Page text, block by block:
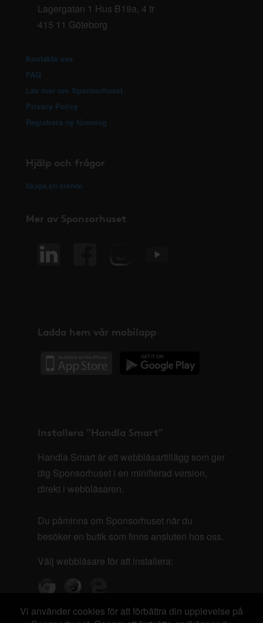
Lagergatan 1 Hus B19a, 4 tr
415 11 Göteborg
Kontakta oss
FAQ
Läs mer om Sponsorhuset
Privacy Policy
Registrera ny förening
Hjälp och frågor
Skapa ett ärende
Mer av Sponsorhuset
Ladda hem vår mobilapp
Installera "Handla Smart"
Handla Smart är ett webbläsartillägg som ger
dig Sponsorhuset i en minifierad version,
direkt i webbläsaren.
Du påminns om Sponsorhuset när du
besöker en butik som finns ansluten hos oss.
Välj webbläsare för att installera:
Vi använder cookies för att förbättra din upplevelse på